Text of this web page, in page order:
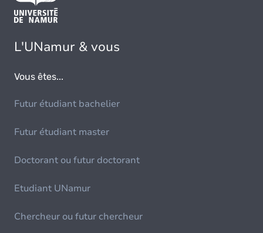
L'UNamur & vous
Vous êtes...
Futur étudiant bachelier
Futur étudiant master
Doctorant ou futur doctorant
Etudiant UNamur
Chercheur ou futur chercheur